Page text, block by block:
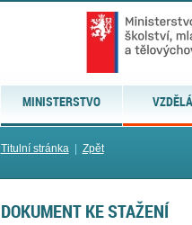
MINISTERSTVO
Titulní stránka| Zpět
DOKUMENT KE STAŽENÍ